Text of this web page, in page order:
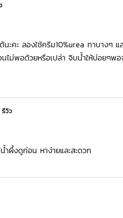
คะ ลองใช้ครีม10%urea ทาบางๆ แ
ม่พอด้วยหรือเปล่า จิบน้ำให้บ่อยๆพอ
วิว
ำผึ้งดูก่อน หาง่ายและสะดวก